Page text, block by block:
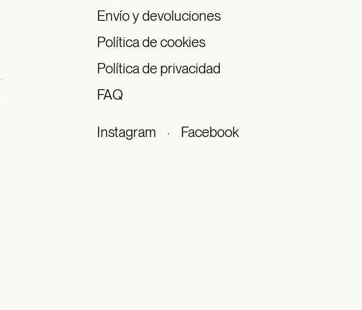
Envío y devoluciones
Política de cookies
Política de privacidad
FAQ
Instagram · Facebook